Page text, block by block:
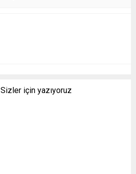
Sizler için yazıyoruz